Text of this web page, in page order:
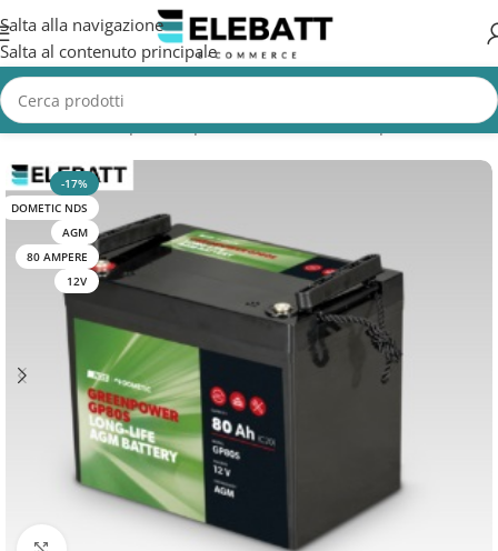
Salta alla navigazione
Salta al contenuto principale
Home/Batterie per Camper/Batterie Servizi Camper
-17%
DOMETIC NDS
AGM
80 AMPERE
12V